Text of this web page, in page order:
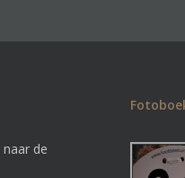
de